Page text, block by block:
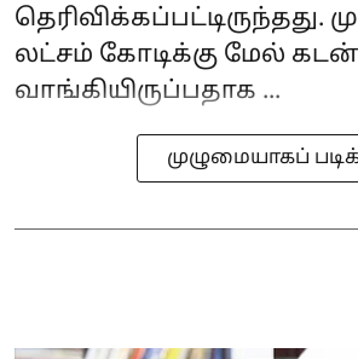
தெரிவிக்கப்பட்டிருந்தது.
லட்சம் கோடிக்கு மேல் கடன்
வாங்கியிருப்பதாக ...
முழுமையாகப்